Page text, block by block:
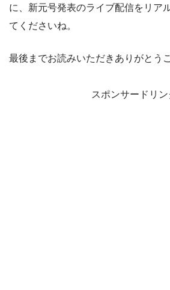
に、新元号発表のライブ配信をリア
てくださいね。
最後までお読みいただきありがとう
スポンサードリン